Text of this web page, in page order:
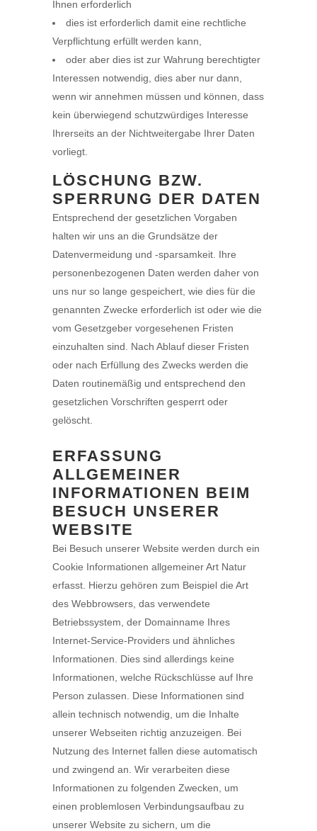
Ihnen erforderlich
dies ist erforderlich damit eine rechtliche
Verpflichtung erfüllt werden kann,
oder aber dies ist zur Wahrung berechtigter
Interessen notwendig, dies aber nur dann,
wenn wir annehmen müssen und können, dass
kein überwiegend schutzwürdiges Interesse
Ihrerseits an der Nichtweitergabe Ihrer Daten
vorliegt.
LÖSCHUNG BZW.
SPERRUNG DER DATEN
Entsprechend der gesetzlichen Vorgaben
halten wir uns an die Grundsätze der
Datenvermeidung und -sparsamkeit. Ihre
personenbezogenen Daten werden daher von
uns nur so lange gespeichert, wie dies für die
genannten Zwecke erforderlich ist oder wie die
vom Gesetzgeber vorgesehenen Fristen
einzuhalten sind. Nach Ablauf dieser Fristen
oder nach Erfüllung des Zwecks werden die
Daten routinemäßig und entsprechend den
gesetzlichen Vorschriften gesperrt oder
gelöscht.
ERFASSUNG
ALLGEMEINER
INFORMATIONEN BEIM
BESUCH UNSERER
WEBSITE
Bei Besuch unserer Website werden durch ein
Cookie Informationen allgemeiner Art Natur
erfasst. Hierzu gehören zum Beispiel die Art
des Webbrowsers, das verwendete
Betriebssystem, der Domainname Ihres
Internet-Service-Providers und ähnliches
Informationen. Dies sind allerdings keine
Informationen, welche Rückschlüsse auf Ihre
Person zulassen. Diese Informationen sind
allein technisch notwendig, um die Inhalte
unserer Webseiten richtig anzuzeigen. Bei
Nutzung des Internet fallen diese automatisch
und zwingend an. Wir verarbeiten diese
Informationen zu folgenden Zwecken, um
einen problemlosen Verbindungsaufbau zu
unserer Website zu sichern, um die